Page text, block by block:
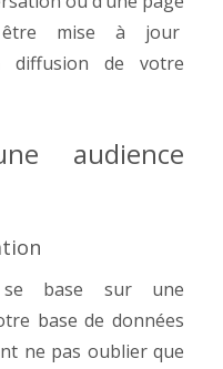
mise à jour
diffusion de votre
audience
se base sur une
base de données
ne pas oublier que